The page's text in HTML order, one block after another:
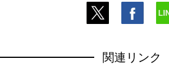
関連リンク